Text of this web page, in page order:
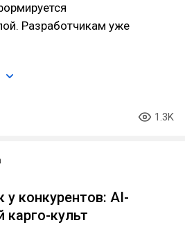
Разработчикам уже
1.3K
у конкурентов: AI-
карго-культ